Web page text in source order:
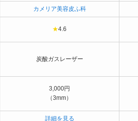
カメリア美容皮ふ科
★4.6
炭酸ガスレーザー
3,000円
（3mm）
詳細を見る